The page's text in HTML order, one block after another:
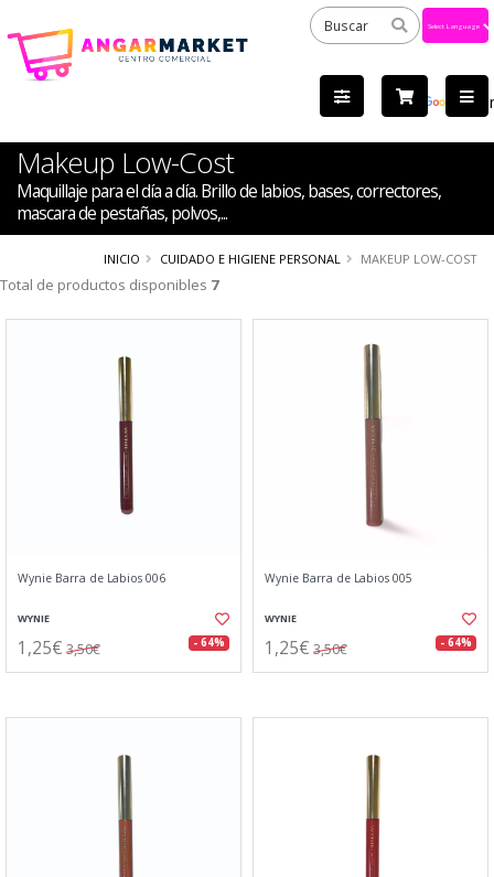
by
Makeup Low-Cost
Maquillaje para el día a día. Brillo de labios, bases, correctores,
mascara de pestañas, polvos,...
INICIO CUIDADO E HIGIENE PERSONAL MAKEUP LOW-COST
Total de productos disponibles 7
Wynie Barra de Labios 006
WYNIE
1,25€ 3,50€ - 64%
Wynie Barra de Labios 005
WYNIE
1,25€ 3,50€ - 64%